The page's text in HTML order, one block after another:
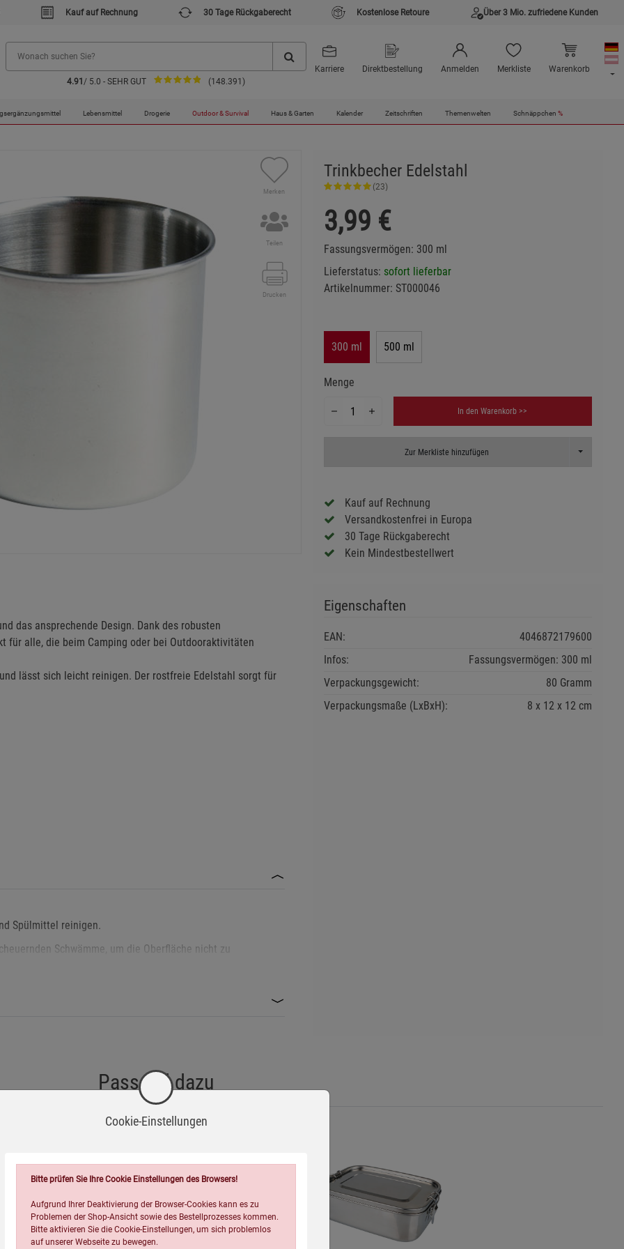
Kauf auf Rechnung 30 Tage Rückgaberecht Kostenlose Retoure Über 3 Mio. zufriedene Kunden
4.91 / 5.0 - SEHR GUT (148.391)
Karriere Direktbestellung Anmelden Merkliste Warenkorb
Lebensmittel Drogerie Outdoor & Survival Haus & Garten Kalender Zeitschriften Themenwelten Schnäppchen %
Merken
Teilen
Drucken
Trinkbecher Edelstahl
(23)
3,99 €
Fassungsvermögen: 300 ml
Lieferstatus: sofort lieferbar
Artikelnummer: ST000046
300 ml 500 ml
Menge
In den Warenkorb >>
Zur Merkliste hinzufügen Toggle
Kauf auf Rechnung
Versandkostenfrei in Europa
30 Tage Rückgaberecht
Kein Mindestbestellwert
das ansprechende Design. Dank des robusten
für alle, die beim Camping oder bei Outdooraktivitäten
lässt sich leicht reinigen. Der rostfreie Edelstahl sorgt für
Spülmittel reinigen.
Schwämme, um die Oberfläche nicht zu
den Becher unter Druck setzen können.
fern, um Verformungen zu vermeiden.
einem Recyclinghof oder einer Altmetallsammelstelle ab.
entspricht den geltenden Vorschriften der Verordnung
Eigenschaften
EAN:
4046872179600
Infos:
Fassungsvermögen: 300 ml
Verpackungsgewicht:
80 Gramm
Verpackungsmaße (LxBxH):
8 12 12 cm
Passend dazu
Cookie-Einstellungen
Bitte prüfen Sie Ihre Cookie Einstellungen des Browsers!
Aufgrund Ihrer Deaktivierung der Browser-Cookies kann es zu
Problemen der Shop-Ansicht sowie des Bestellprozesses kommen.
Bitte aktivieren Sie die Cookie-Einstellungen, um sich problemlos
auf unserer Webseite zu bewegen.